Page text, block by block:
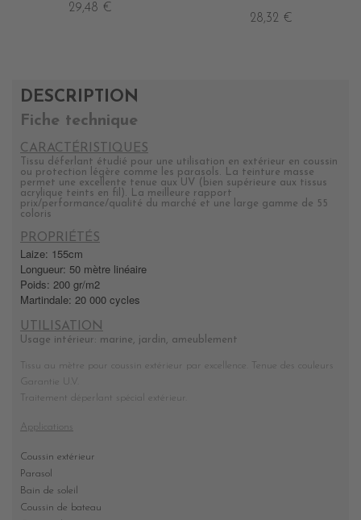
29,48 €
28,32 €
DESCRIPTION
Fiche technique
CARACTÉRISTIQUES
Tissu déferlant étudié pour une utilisation en extérieur en coussin
ou protection légère comme les parasols. La teinture masse
permet une excellente tenue aux UV (bien supérieure aux tissus
acrylique teints en fil). La meilleure rapport
prix/performance/qualité du marché et une large gamme de 55
coloris
PROPRIÉTÉS
Laize: 155cm
Longueur: 50 mètre linéaire
Poids: 200 gr/m2
Martindale: 20 000 cycles
UTILISATION
Usage intérieur: marine, jardin, ameublement
Tissu au mètre pour coussin extérieur par excellence. Tenue des couleurs
Garantie U.V.
Traitement déperlant spécial extérieur.
Applications
Coussin extérieur
Parasol
Bain de soleil
Coussin de bateau